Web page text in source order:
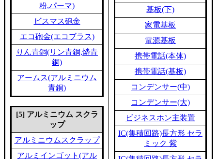
粉,パーマ)
ビスマス砲金
エコ砲金(エコブラス)
りん青銅(リン青銅,燐青
銅)
アームス(アルミニウム
青銅)
[5] アルミニウム スクラ
ップ
アルミニウムスクラップ
アルミインゴット(アル
基板(下)
家電基板
電源基板
携帯電話(本体)
携帯電話(基板)
コンデンサー(中)
コンデンサー(大)
ビジネスホン主装置
IC(集積回路)長方形 セラ
ミック 紫